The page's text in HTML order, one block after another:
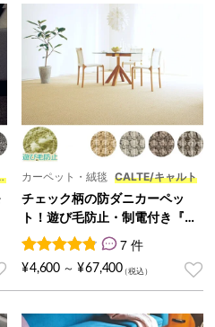
階評価のうち、5.00点
カーペット・絨毯 CALTE/キャルト
チェック柄の防ダニカーペッ
ト！遊び毛防止・制電付き『C
ALTE/キャルト』
7
件の利用者評価に基づく5段
7 件
¥4,600 ～ ¥67,400